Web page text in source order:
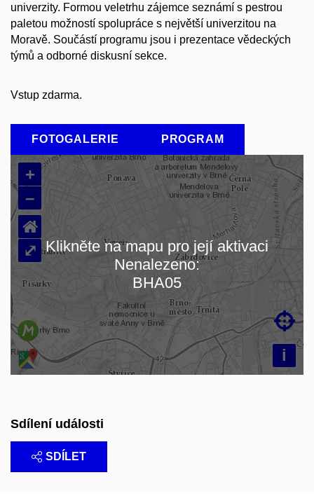
univerzity. Formou veletrhu zájemce seznámí s pestrou
paletou možností spolupráce s největší univerzitou na
Moravě. Součástí programu jsou i prezentace vědeckých
týmů a odborné diskusní sekce.
Vstup zdarma.
FOTOGALERIE PROGRAM
Načítám mapu…
+
–
i

⌂
⤢ Klikněte na mapu pro její aktivaci
Nenalezeno:
BHA05
Sdílení události
SDÍLET